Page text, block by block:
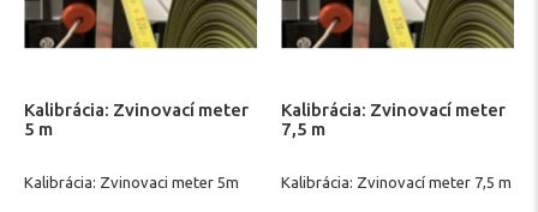
Kalibrácia: Zvinovací meter
5 m
Kalibrácia: Zvinovaci meter 5m
Kalibrácia: Zvinovací meter
7,5 m
Kalibrácia: Zvinovací meter 7,5 m